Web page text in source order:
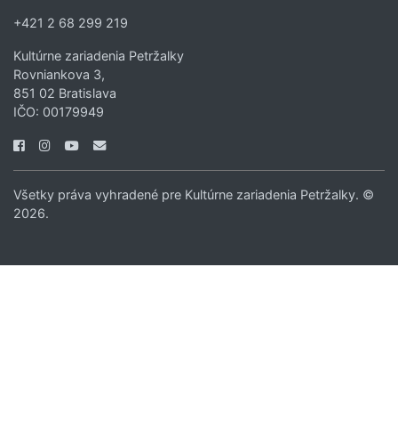
+421 2 68 299 219
Kultúrne zariadenia Petržalky
Rovniankova 3,
851 02 Bratislava
IČO: 00179949
Všetky práva vyhradené pre Kultúrne zariadenia Petržalky. ©
2026.